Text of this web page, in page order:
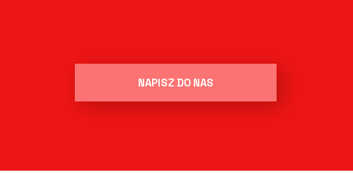
NAPISZ DO NAS